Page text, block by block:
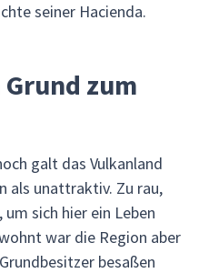
seiner Hacienda.
zum
galt das Vulkanland
als unattraktiv. Zu rau,
sich hier ein Leben
war die Region aber
besaßen